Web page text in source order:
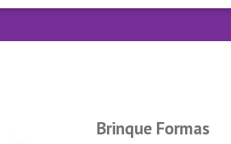
Brinque Formas